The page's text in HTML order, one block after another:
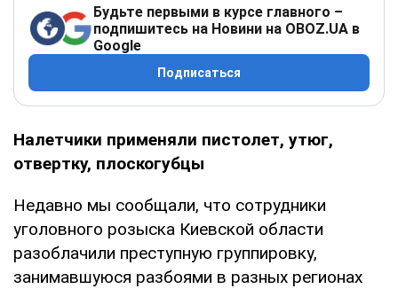
Будьте первыми в курсе главного –
подпишитесь на Новини на OBOZ.UA в
Google
Подписаться
Налетчики применяли пистолет, утюг,
отвертку, плоскогубцы
Недавно мы сообщали, что сотрудники
уголовного розыска Киевской области
разоблачили преступную группировку,
занимавшуюся разбоями в разных регионах